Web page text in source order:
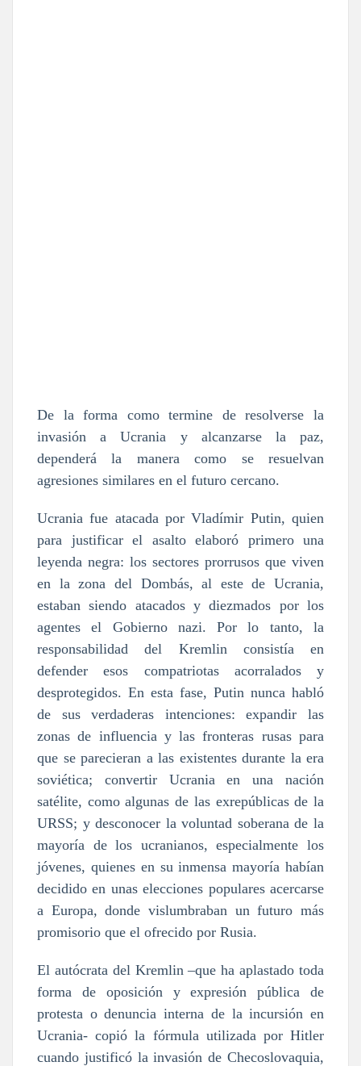
De la forma como termine de resolverse la
invasión a Ucrania y alcanzarse la paz,
dependerá la manera como se resuelvan
agresiones similares en el futuro cercano.
Ucrania fue atacada por Vladímir Putin, quien
para justificar el asalto elaboró primero una
leyenda negra: los sectores prorrusos que viven
en la zona del Dombás, al este de Ucrania,
estaban siendo atacados y diezmados por los
agentes el Gobierno nazi. Por lo tanto, la
responsabilidad del Kremlin consistía en
defender esos compatriotas acorralados y
desprotegidos. En esta fase, Putin nunca habló
de sus verdaderas intenciones: expandir las
zonas de influencia y las fronteras rusas para
que se parecieran a las existentes durante la era
soviética; convertir Ucrania en una nación
satélite, como algunas de las exrepúblicas de la
URSS; y desconocer la voluntad soberana de la
mayoría de los ucranianos, especialmente los
jóvenes, quienes en su inmensa mayoría habían
decidido en unas elecciones populares acercarse
a Europa, donde vislumbraban un futuro más
promisorio que el ofrecido por Rusia.
El autócrata del Kremlin –que ha aplastado toda
forma de oposición y expresión pública de
protesta o denuncia interna de la incursión en
Ucrania- copió la fórmula utilizada por Hitler
cuando justificó la invasión de Checoslovaquia,